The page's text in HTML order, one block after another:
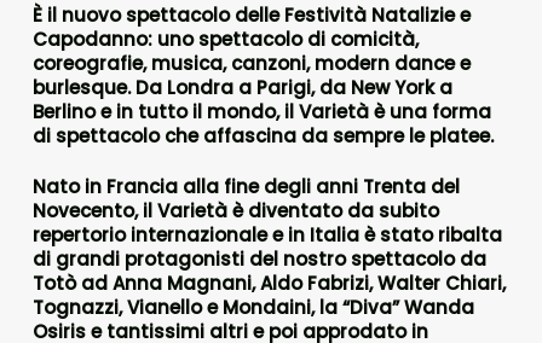
È il nuovo spettacolo delle Festività Natalizie e
Capodanno: uno spettacolo di comicità,
coreografie, musica, canzoni, modern dance e
burlesque. Da Londra a Parigi, da New York a
Berlino e in tutto il mondo, il Varietà è una forma
di spettacolo che affascina da sempre le platee.
Nato in Francia alla fine degli anni Trenta del
Novecento, il Varietà è diventato da subito
repertorio internazionale e in Italia è stato ribalta
di grandi protagonisti del nostro spettacolo da
Totò ad Anna Magnani, Aldo Fabrizi, Walter Chiari,
Tognazzi, Vianello e Mondaini, la “Diva” Wanda
Osiris e tantissimi altri e poi approdato in